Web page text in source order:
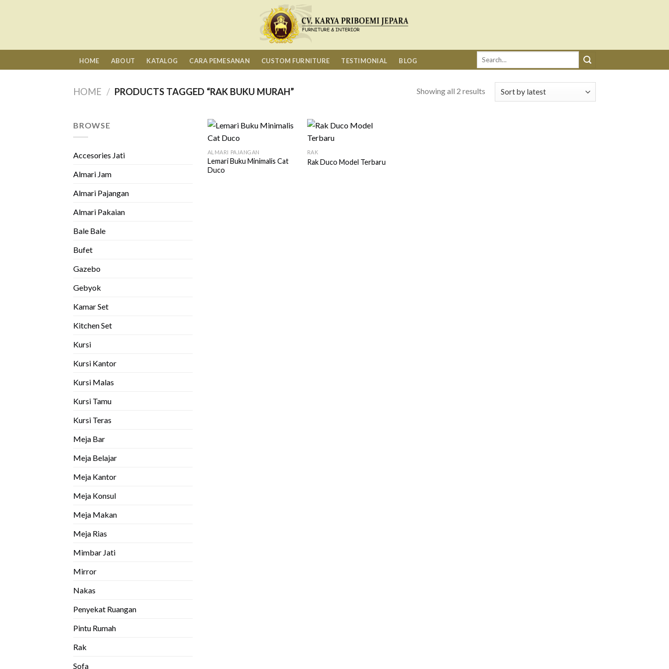
HOME ABOUT KATALOG CARA PEMESANAN CUSTOM FURNITURE TESTIMONIAL BLOG
Search
HOME / PRODUCTS TAGGED “RAK BUKU MURAH” Showing all 2 results
BROWSE
Accesories Jati
Almari Jam
Almari Pajangan
Almari Pakaian
Bale Bale
Bufet
Gazebo
Gebyok
Kamar Set
Kitchen Set
Kursi
Kursi Kantor
Kursi Malas
Kursi Tamu
Kursi Teras
Meja Bar
Meja Belajar
Meja Kantor
Meja Konsul
Meja Makan
Meja Rias
Mimbar Jati
Mirror
Nakas
Penyekat Ruangan
Pintu Rumah
Rak
Sofa
ALMARI PAJANGAN
Lemari Buku Minimalis Cat
Duco
RAK
Rak Duco Model Terbaru